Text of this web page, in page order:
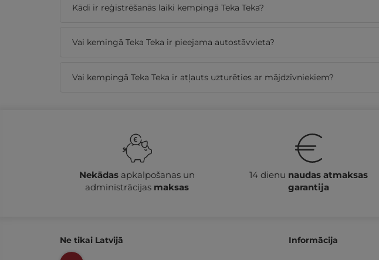
Kādi ir reģistrēšanās laiki kempingā Teka Teka?
Vai kemingā Teka Teka ir pieejama autostāvvieta?
Vai kempingā Teka Teka ir atļauts uzturēties ar mājdzīvniekiem?
Nekādasapkalpošanas un
administrācijas maksas
14 dienu naudas atmaksas
garantija
Ne tikai Latvijā Informācija